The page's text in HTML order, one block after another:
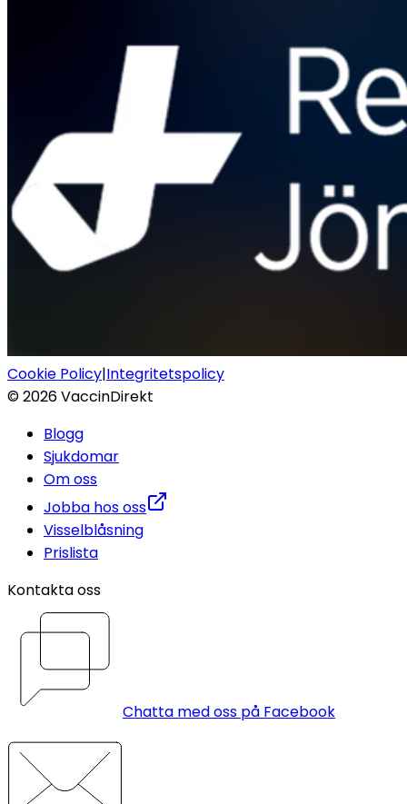
Cookie Policy|Integritetspolicy
©2026VaccinDirekt
Blogg
Sjukdomar
Om oss
Jobba hos oss
Visselblåsning
Prislista
Kontakta oss
Chatta med oss på Facebook